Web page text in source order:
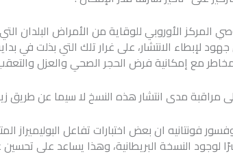
المركز الأوروبي للوقاية من الأمراض البلدان
لإبطاء الانتشار، على غرار تلك التي بذلت في
مع إمكانية فرض الحجر الصحي والعزل
مراقبة مدى انتشار هذه النسخ لا سيما عن طريق
النسخة البريطانية، وهذا يساعد على